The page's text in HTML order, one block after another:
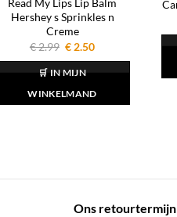
Read My Lips Lip Balm
Hershey s Sprinkles n
Creme
€2.99 Oorspronkelijke
was:
€ 2.99.
€ 2.50Huidige
🛒 IN MIJN
WINKELMAND
Ons retourtermijn